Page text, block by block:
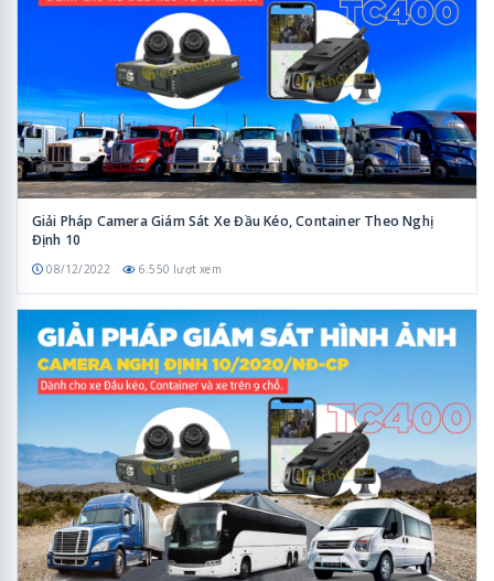
Giải Pháp Camera Giám Sát Xe Đầu Kéo, Container Theo Nghị
Định 10
08/12/2022 6.550 lượt xem